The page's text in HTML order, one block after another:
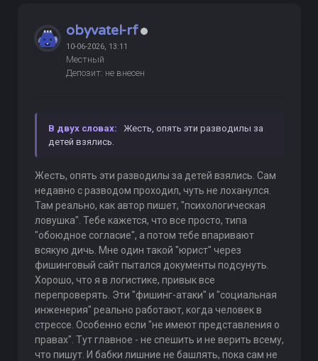
obyvatel-rf
10-06-2026, 13:11
Местный
Депозит: не внесен
В двух словах:
Жесть, опять эти разводилы за
детей взялись.
Жесть, опять эти разводилы за детей взялись. Сам
недавно с разводом проходил, чуть не лоханулся.
Там реально, как автор пишет, "психологическая
ловушка". Тебе кажется, что все просто, типа
"обоюдное согласие", а потом тебе впаривают
всякую дичь. Мне один такой "юрист" через
фишинговый сайт пытался документы подсунуть.
Хорошо, что я в логистике, привык все
перепроверять. Эти "фишинг-атаки" и "социальная
инженерия" реально работают, когда человек в
стрессе. Особенно если "не имеют представления о
правах". Тут главное - не спешить и не верить всему,
что пишут. И бабки лишние не башлять, пока сам не